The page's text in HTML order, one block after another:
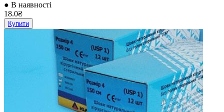
● В наявності
18.0₴
Купити